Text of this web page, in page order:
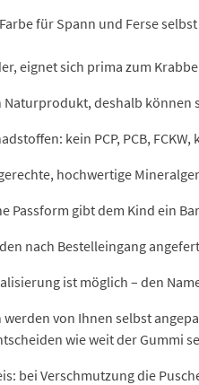
für Spann und Ferse
eignet sich prima zum
Naturprodukt, deshalb können
kein PCP, PCB,
hochwertige
Passform gibt dem Kind ein
nach Bestelleingang
ist möglich – den
werden von Ihnen selbst
wie weit der Gummi
bei Verschmutzung die